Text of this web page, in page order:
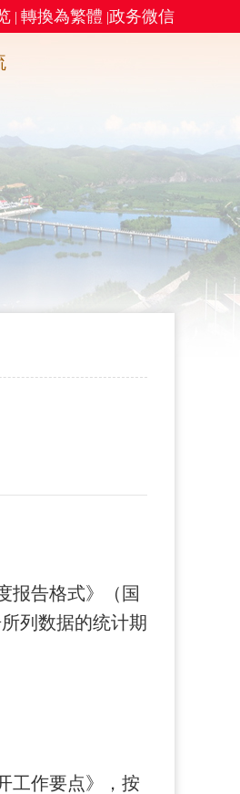
| 轉換為繁體 |政务微信
报告格式》（国
列数据的统计期
工作要点》，按